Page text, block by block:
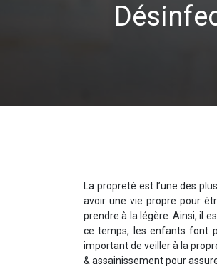
La propreté est l’une des
avoir une vie propre pour
prendre à la légère. Ainsi, il
ce temps, les enfants font
important de veiller à la
& assainissement pour